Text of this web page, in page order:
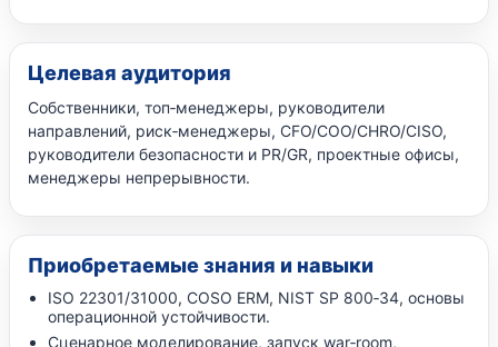
Целевая аудитория
Собственники, топ‑менеджеры, руководители
направлений, риск‑менеджеры, CFO/COO/CHRO/CISO,
руководители безопасности и PR/GR, проектные офисы,
менеджеры непрерывности.
Приобретаемые знания и навыки
ISO 22301/31000, COSO ERM, NIST SP 800‑34, основы
операционной устойчивости.
Сценарное моделирование, запуск war‑room,